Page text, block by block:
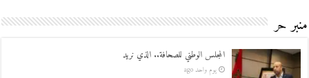
منبر حر
المجلس الوطني للصحافة.. الذي نريد
يوم واحد ago